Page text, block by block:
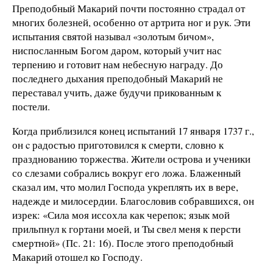
Преподобный Макарий почти постоянно страдал от
многих болезней, особенно от артрита ног и рук. Эти
испытания святой называл «золотым бичом»,
ниспосланным Богом даром, который учит нас
терпению и готовит нам небесную награду. До
последнего дыхания преподобный Макарий не
переставал учить, даже будучи прикованным к
постели.
Когда приблизился конец испытаний 17 января 1737 г.,
он c радостью приготовился к смерти, словно к
празднованию торжества. Жители острова и ученики
со слезами собрались вокруг его ложа. Блаженный
сказал им, что молил Господа укреплять их в вере,
надежде и милосердии. Благословив собравшихся, он
изрек: «Сила моя иссохла как черепок; язык мой
прильпнул к гортани моей, и Ты свел меня к персти
смертной» (Пс. 21: 16). После этого преподобный
Макарий отошел ко Господу.